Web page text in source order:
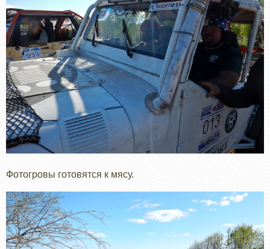
Фотогровы готовятся к мясу.